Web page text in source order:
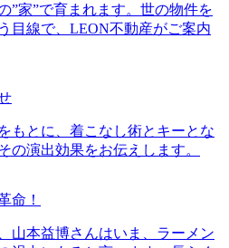
”家”で育まれます。世の物件を
目線で、LEON不動産がご案内
もとに、着こなし術とキーとな
の演出効果をお伝えします。
命！
山本益博さんはいま、ラーメン